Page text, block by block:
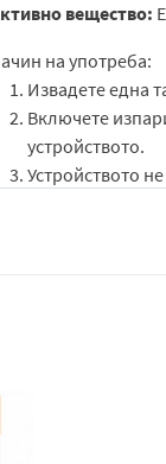
вещество:
на употреба:
Извадете една
Включете
устройството.
Устройството
Продуктът
хора с
Ако